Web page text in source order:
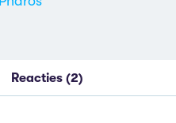
Reacties (2)